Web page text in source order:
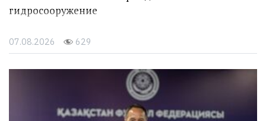
гидросооружение
07.08.2026 629